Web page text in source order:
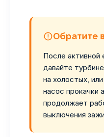
Обратите
После активной
давайте
на холостых,
насос прокачки
продолжает
выключения